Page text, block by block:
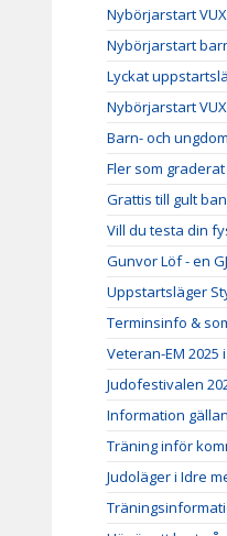
Nybörjarstart
Nybörjarstart
Lyckat
Nybörjarstart
Barn- och
Fler som graderat
Grattis till gult
Vill du testa din
Gunvor Löf - en
Uppstartsläger
Terminsinfo &
Veteran-EM 2025
Judofestivalen
Information
Träning inför
Judoläger i Idre